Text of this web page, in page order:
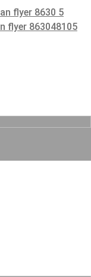
flyer 8630 5
flyer 863048105